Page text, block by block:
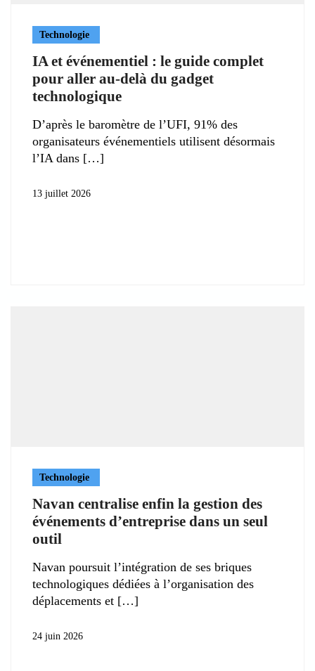
Technologie
IA et événementiel : le guide complet
pour aller au-delà du gadget
technologique
D’après le baromètre de l’UFI, 91% des
organisateurs événementiels utilisent désormais
l’IA dans
13 juillet 2026
Technologie
Navan centralise enfin la gestion des
événements d’entreprise dans un seul
outil
Navan poursuit l’intégration de ses briques
technologiques dédiées à l’organisation des
déplacements et
24 juin 2026